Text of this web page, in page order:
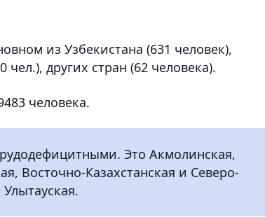
из Узбекистана (631 человек),
других стран (62 человека).
человека.
Это Акмолинская,
Восточно-Казахстанская и Северо-